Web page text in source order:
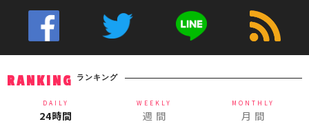
RANKING ランキング
DAILY
24時間
WEEKLY
週 間
MONTHLY
月 間